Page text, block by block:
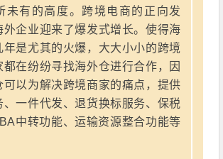
未有的高度。跨境电商的正向发
外企业迎来了爆发式增长。使得海
年是尤其的火爆，大大小小的跨境
都在纷纷寻找海外仓进行合作，因
可以为解决跨境商家的痛点，提供
、一件代发、退货换标服务、保税
中转功能、运输资源整合功能等